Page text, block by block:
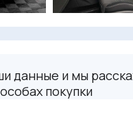
данные и мы
покупки